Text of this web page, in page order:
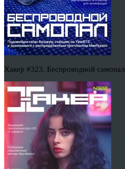
Хакер #323. Беспроводной самопал